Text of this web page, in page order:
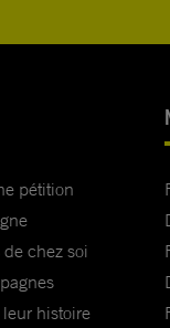
pétition
chez soi
histoire